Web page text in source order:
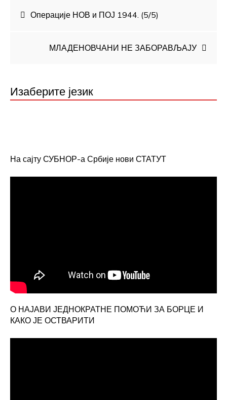
Кретање
Операције НОВ и ПОЈ 1944. (5/5)
МЛАДЕНОВЧАНИ НЕ ЗАБОРАВЉАЈУ
Изаберите језик
На сајту СУБНОР-а Србије нови СТАТУТ
О НАЈАВИ ЈЕДНОКРАТНЕ ПОМОЋИ ЗА БОРЦЕ И
КАКО ЈЕ ОСТВАРИТИ